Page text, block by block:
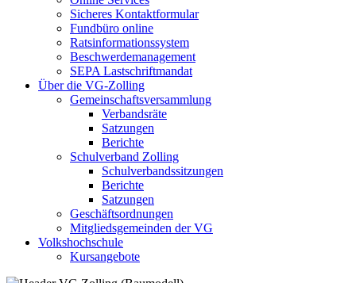
Sicheres Kontaktformular
Fundbüro online
Ratsinformationssystem
Beschwerdemanagement
SEPA Lastschriftmandat
Über die VG-Zolling
Gemeinschaftsversammlung
Verbandsräte
Satzungen
Berichte
Schulverband Zolling
Schulverbandssitzungen
Berichte
Satzungen
Geschäftsordnungen
Mitgliedsgemeinden der VG
Volkshochschule
Kursangebote